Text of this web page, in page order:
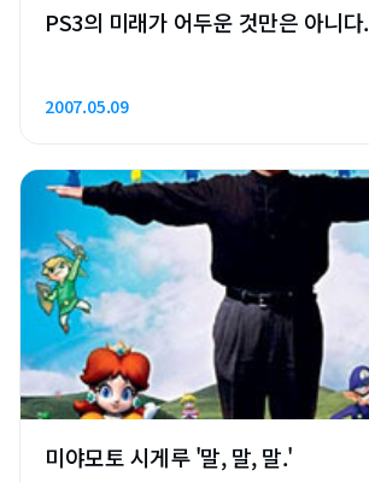
PS3의 미래가 어두운 것만은 아니다.
2007.05.09
미야모토 시게루 '말, 말, 말.'